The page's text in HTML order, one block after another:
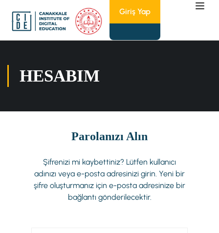
Giriş Yap
HESABIM
Parolanızı Alın
Şifrenizi mi kaybettiniz? Lütfen kullanıcı
adınızı veya e-posta adresinizi girin. Yeni bir
şifre oluşturmanız için e-posta adresinize bir
bağlantı gönderilecektir.